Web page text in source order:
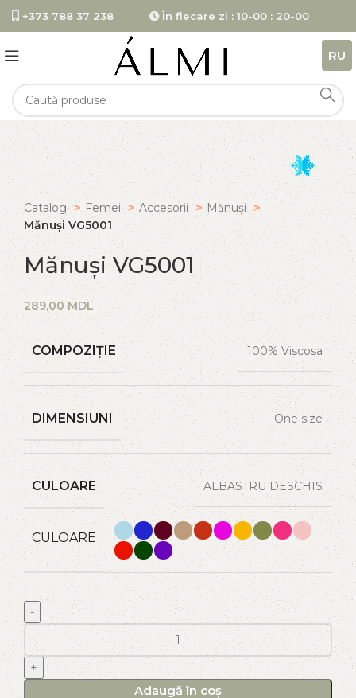
+373 788 37 238 În fiecare zi : 10-00 : 20-00
RU
Catalog Femei Accesorii
Mănuși
Mănuși VG5001
Mănuși VG5001
MDL
COMPOZIȚIE 100% Viscosa
DIMENSIUNI One size
CULOARE ALBASTRU DESCHIS
CULOARE
Adaugă în coș